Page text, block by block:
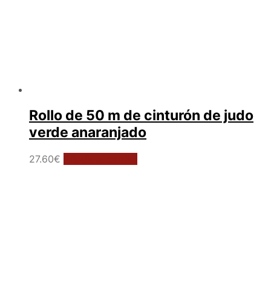
Rollo de 50 m de cinturón de judo
verde anaranjado
27.60€